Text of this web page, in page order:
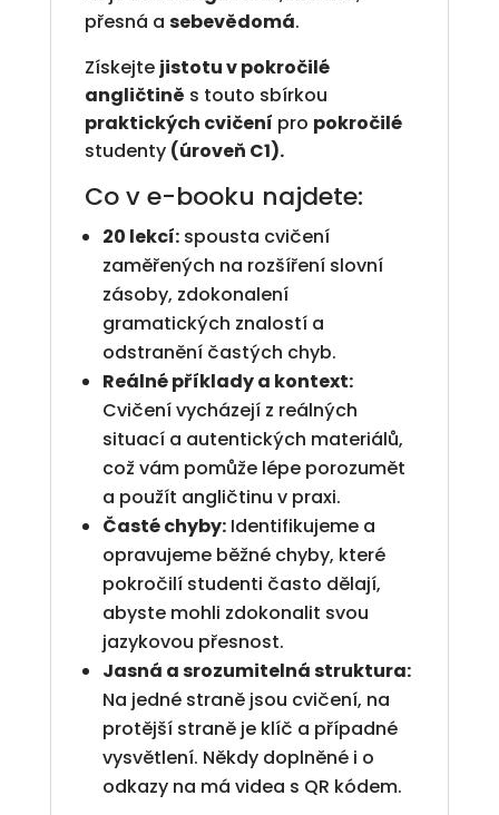
přesná a sebevědomá.
Získejte jistotu v pokročilé
angličtině s touto sbírkou
praktických cvičení pro pokročilé
studenty (úroveň C1).
Co v e-booku najdete:
20 lekcí:spousta cvičení
zaměřených na rozšíření slovní
zásoby, zdokonalení
gramatických znalostí a
odstranění častých chyb.
Reálné příklady a kontext:
Cvičení vycházejí z reálných
situací a autentických materiálů,
což vám pomůže lépe porozumět
a použít angličtinu v praxi.
Časté chyby:Identifikujeme a
opravujeme běžné chyby, které
pokročilí studenti často dělají,
abyste mohli zdokonalit svou
jazykovou přesnost.
Jasná a srozumitelná struktura:
Na jedné straně jsou cvičení, na
protější straně je klíč a případné
vysvětlení. Někdy doplněné i o
odkazy na má videa s QR kódem.